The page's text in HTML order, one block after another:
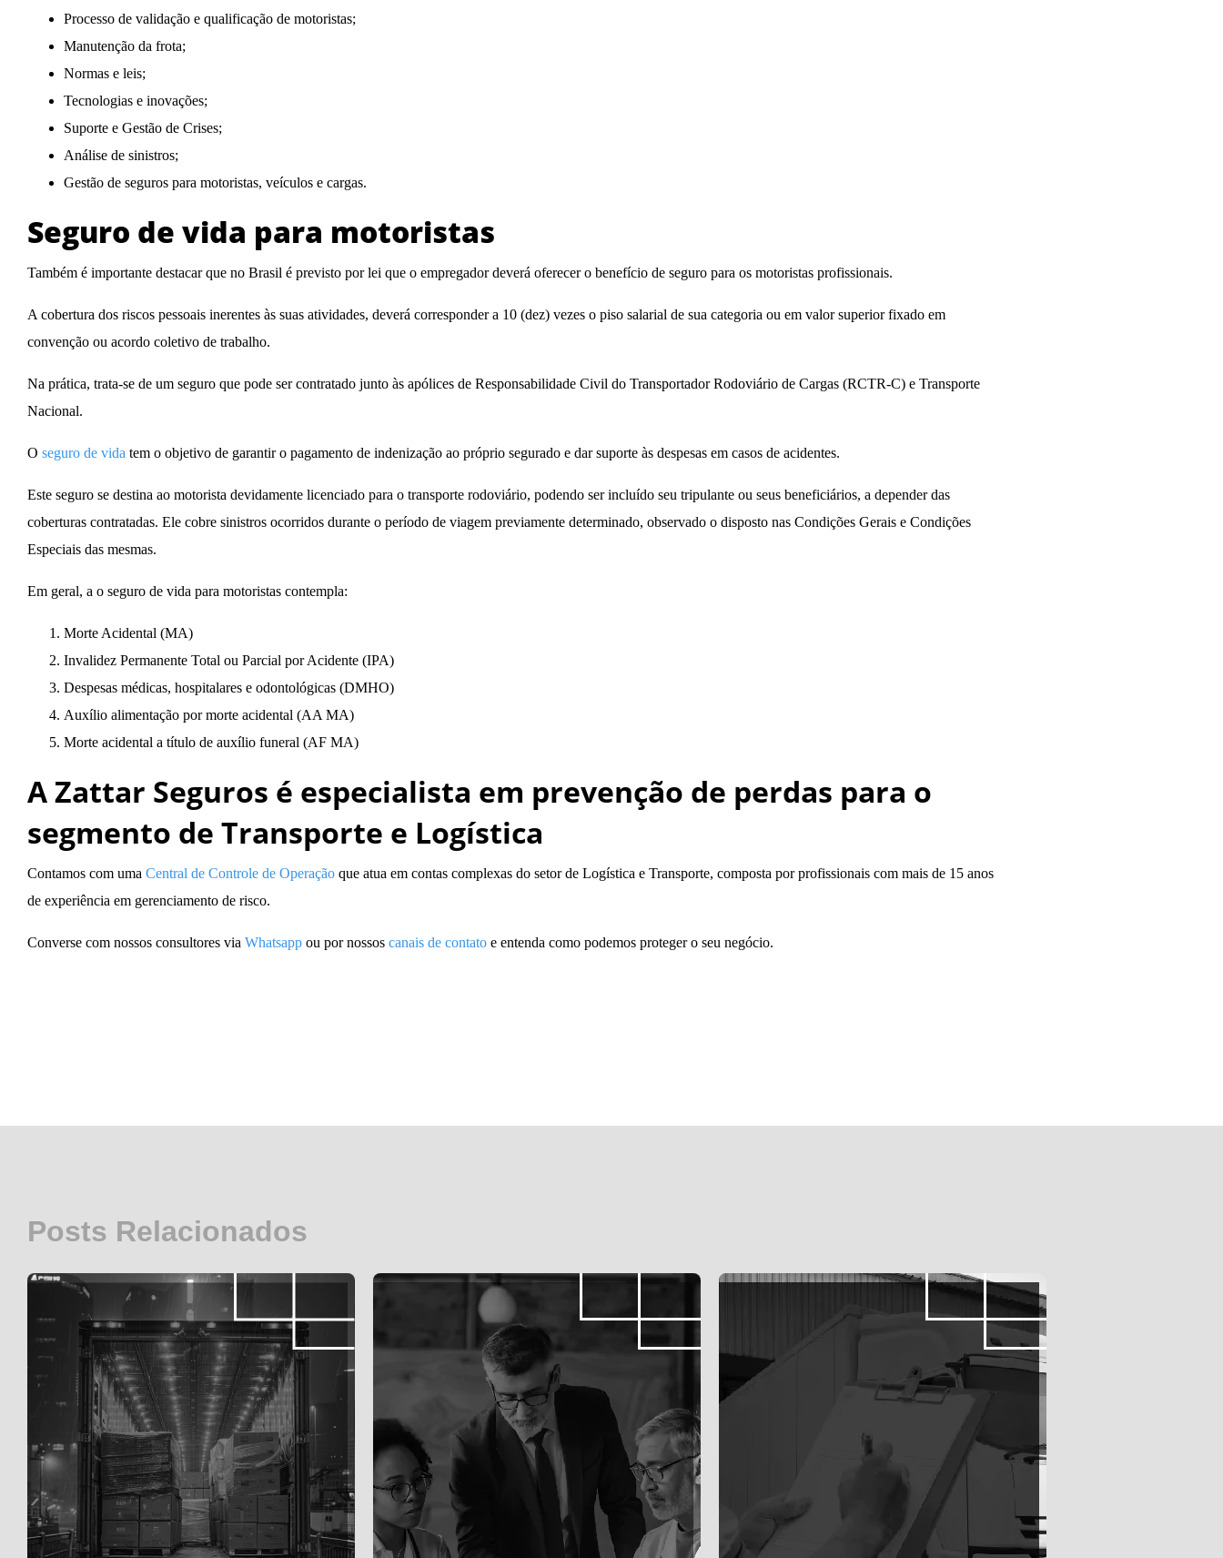
Processo de validação e qualificação de motoristas;
Manutenção da frota;
Normas e leis;
Tecnologias e inovações;
Suporte e Gestão de Crises;
Análise de sinistros;
Gestão de seguros para motoristas, veículos e cargas.
Seguro de vida para motoristas
Também é importante destacar que no Brasil é previsto por lei que o empregador deverá oferecer o benefício de seguro para os motoristas profissionais.
A cobertura dos riscos pessoais inerentes às suas atividades, deverá corresponder a 10 (dez) vezes o piso salarial de sua categoria ou em valor superior fixado em
convenção ou acordo coletivo de trabalho.
Na prática, trata-se de um seguro que pode ser contratado junto às apólices de Responsabilidade Civil do Transportador Rodoviário de Cargas (RCTR-C) e Transporte
Nacional.
O seguro de vida tem o objetivo de garantir o pagamento de indenização ao próprio segurado e dar suporte às despesas em casos de acidentes.
Este seguro se destina ao motorista devidamente licenciado para o transporte rodoviário, podendo ser incluído seu tripulante ou seus beneficiários, a depender das
coberturas contratadas. Ele cobre sinistros ocorridos durante o período de viagem previamente determinado, observado o disposto nas Condições Gerais e Condições
Especiais das mesmas.
Em geral, a o seguro de vida para motoristas contempla:
Morte Acidental (MA)
Invalidez Permanente Total ou Parcial por Acidente (IPA)
Despesas médicas, hospitalares e odontológicas (DMHO)
Auxílio alimentação por morte acidental (AA MA)
Morte acidental a título de auxílio funeral (AF MA)
A Zattar Seguros é especialista em prevenção de perdas para o
segmento de Transporte e Logística
Contamos com uma Central de Controle de Operação que atua em contas complexas do setor de Logística e Transporte, composta por profissionais com mais de 15 anos
de experiência em gerenciamento de risco.
Converse com nossos consultores via Whatsapp ou por nossos canais de contato e entenda como podemos proteger o seu negócio.
Posts Relacionados